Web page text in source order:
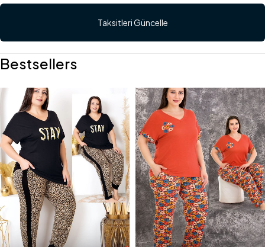
Taksitleri Güncelle
Bestsellers